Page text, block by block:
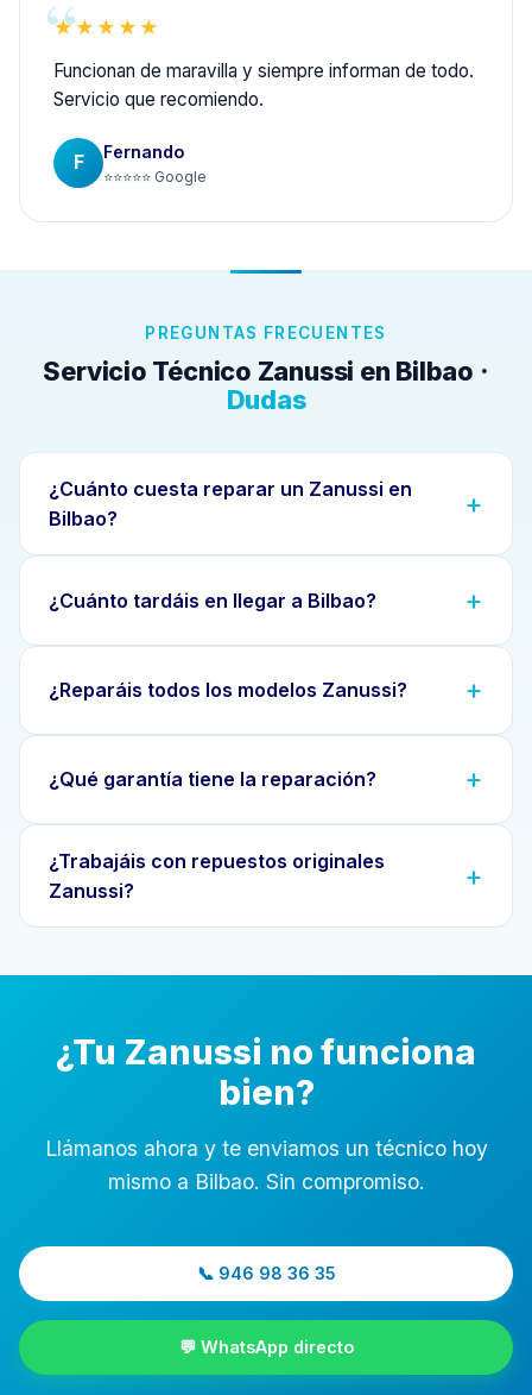
★★★★★
Funcionan de maravilla y siempre informan de todo.
Servicio que recomiendo.
F Fernando
⭐⭐⭐⭐⭐ Google
PREGUNTAS FRECUENTES
Servicio Técnico Zanussi en Bilbao ·
Dudas
¿Cuánto cuesta reparar un Zanussi en
Bilbao?
¿Cuánto tardáis en llegar a Bilbao?
¿Reparáis todos los modelos Zanussi?
¿Qué garantía tiene la reparación?
¿Trabajáis con repuestos originales
Zanussi?
¿Tu Zanussi no funciona
bien?
Llámanos ahora y te enviamos un técnico hoy
mismo a Bilbao. Sin compromiso.
📞 946 98 36 35
💬 WhatsApp directo